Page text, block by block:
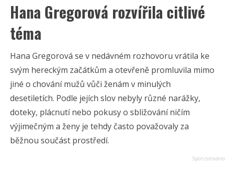
Hana Gregorová rozvířila citlivé
téma
Hana Gregorová se v nedávném rozhovoru vrátila ke
svým hereckým začátkům a otevřeně promluvila mimo
jiné o chování mužů vůči ženám v minulých
desetiletích. Podle jejích slov nebyly různé narážky,
doteky, plácnutí nebo pokusy o sbližování ničím
výjimečným a ženy je tehdy často považovaly za
běžnou součást prostředí.